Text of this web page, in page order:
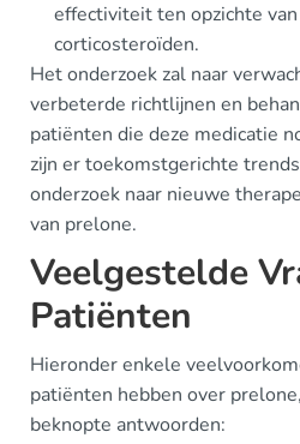
effectiviteit ten opzichte
corticosteroïden.
Het onderzoek zal naar
verbeterde richtlijnen en
patiënten die deze medicatie
zijn er toekomstgerichte
onderzoek naar nieuwe
van prelone.
Veelgestelde
Patiënten
Hieronder enkele
patiënten hebben over
beknopte antwoorden: